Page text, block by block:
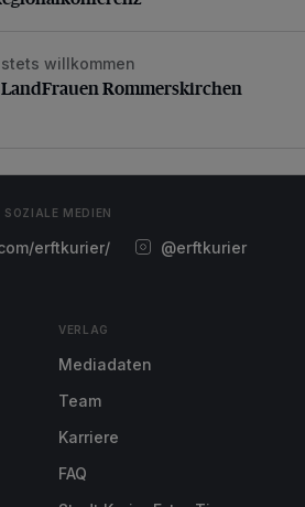
Rommerskirchen starten
willkommen
Rommerskirchen
SOZIALE MEDIEN
erftkurier/ @erftkurier
VERLAG
Mediadaten
Team
Karriere
FAQ